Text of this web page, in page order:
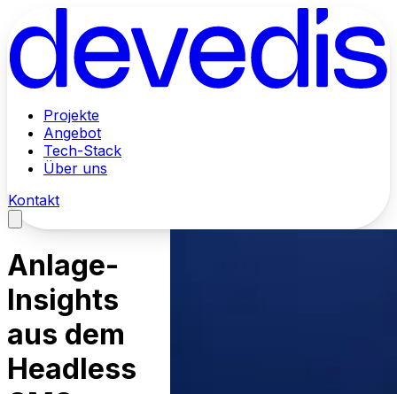
Projekte
Angebot
Tech-Stack
Über uns
Kontakt
Anlage-
Insights
aus dem
Headless